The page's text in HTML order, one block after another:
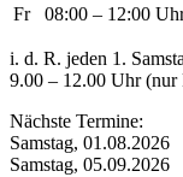
Fr
08:00 – 12:00
i. d. R. jeden 1.
9.00 – 12.00 Uhr (nur
Nächste Termine:
Samstag, 01.08.2026
Samstag, 05.09.2026